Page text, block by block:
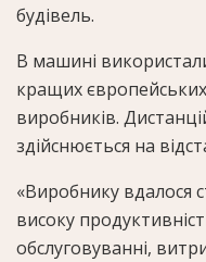
будівель.
В машині
кращих
виробників.
здійснюється на
«Виробнику вдалося
високу
обслуговуванні,